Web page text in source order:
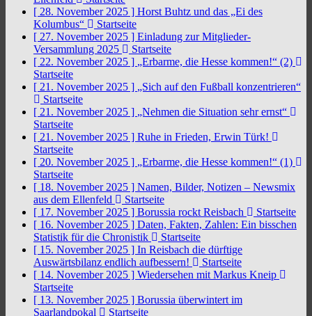
[ 28. November 2025 ] Horst Buhtz und das „Ei des
Kolumbus“
Startseite
[ 27. November 2025 ] Einladung zur Mitglieder-
Versammlung 2025
Startseite
[ 22. November 2025 ] „Erbarme, die Hesse kommen!“ (2)
Startseite
[ 21. November 2025 ] „Sich auf den Fußball konzentrieren“
Startseite
[ 21. November 2025 ] „Nehmen die Situation sehr ernst“
Startseite
[ 21. November 2025 ] Ruhe in Frieden, Erwin Türk!
Startseite
[ 20. November 2025 ] „Erbarme, die Hesse kommen!“ (1)
Startseite
[ 18. November 2025 ] Namen, Bilder, Notizen – Newsmix
aus dem Ellenfeld
Startseite
[ 17. November 2025 ] Borussia rockt Reisbach
Startseite
[ 16. November 2025 ] Daten, Fakten, Zahlen: Ein bisschen
Statistik für die Chronistik
Startseite
[ 15. November 2025 ] In Reisbach die dürftige
Auswärtsbilanz endlich aufbessern!
Startseite
[ 14. November 2025 ] Wiedersehen mit Markus Kneip
Startseite
[ 13. November 2025 ] Borussia überwintert im
Saarlandpokal
Startseite